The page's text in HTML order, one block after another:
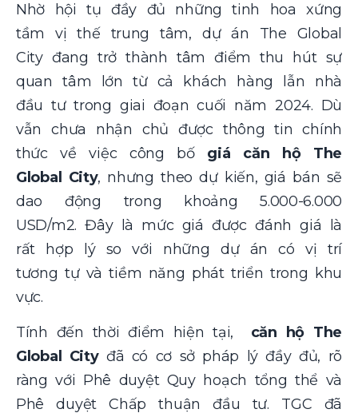
Nhờ hội tụ đầy đủ những tinh hoa xứng
tầm vị thế trung tâm, dự án The Global
City đang trở thành tâm điểm thu hút sự
quan tâm lớn từ cả khách hàng lẫn nhà
đầu tư trong giai đoạn cuối năm 2024. Dù
vẫn chưa nhận chủ được thông tin chính
thức về việc công bố giá căn hộ The
Global City, nhưng theo dự kiến, giá bán sẽ
dao động trong khoảng 5.000-6.000
USD/m2. Đây là mức giá được đánh giá là
rất hợp lý so với những dự án có vị trí
tương tự và tiềm năng phát triển trong khu
vực.
Tính đến thời điểm hiện tại, căn hộ The
Global Cityđã có cơ sở pháp lý đầy đủ, rõ
ràng với Phê duyệt Quy hoạch tổng thể và
Phê duyệt Chấp thuận đầu tư. TGC đã